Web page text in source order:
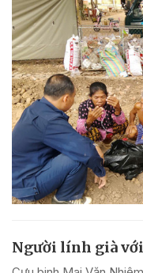
Người lính già